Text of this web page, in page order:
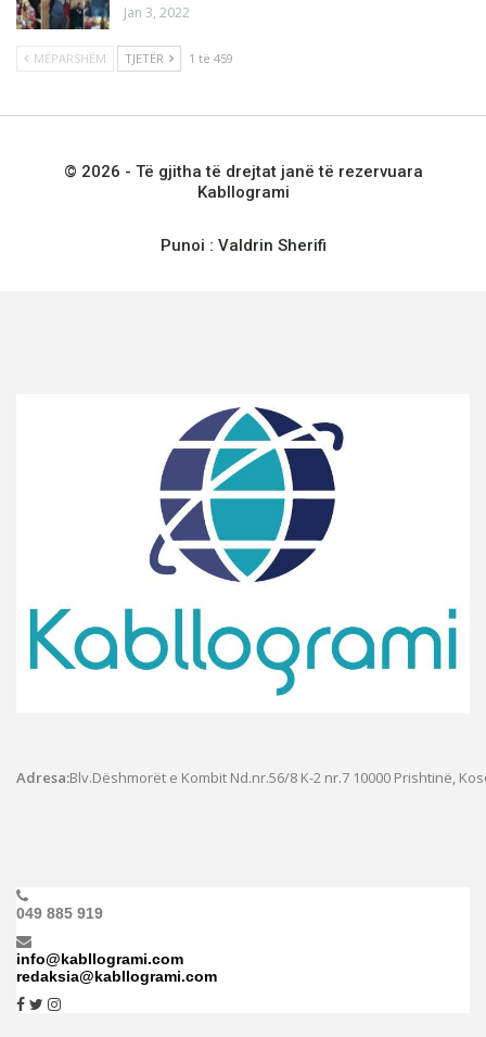
Jan 3, 2022
MËPARSHËM TJETËR 1 të 459
© 2026 - Të gjitha të drejtat janë të rezervuara
Kabllogrami
Punoi : Valdrin Sherifi
Adresa:Blv.Dëshmorët e Kombit Nd.nr.56/8 K-2 nr.7 10000 Prishtinë,
049 885 919
info@kabllogrami.com
redaksia@kabllogrami.com